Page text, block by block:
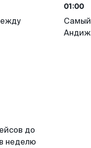
01:00
Самый
до
неделю